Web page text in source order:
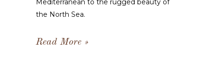
Mediterranean to the rugged beauty of
the North Sea.
Read More